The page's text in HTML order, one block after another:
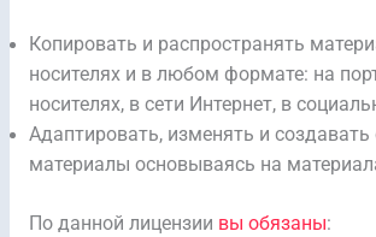
Копировать и распространять
носителях и в любом формате: на
носителях, в сети Интернет, в
Адаптировать, изменять и создавать
материалы основываясь на
По данной лицензии вы обязаны: